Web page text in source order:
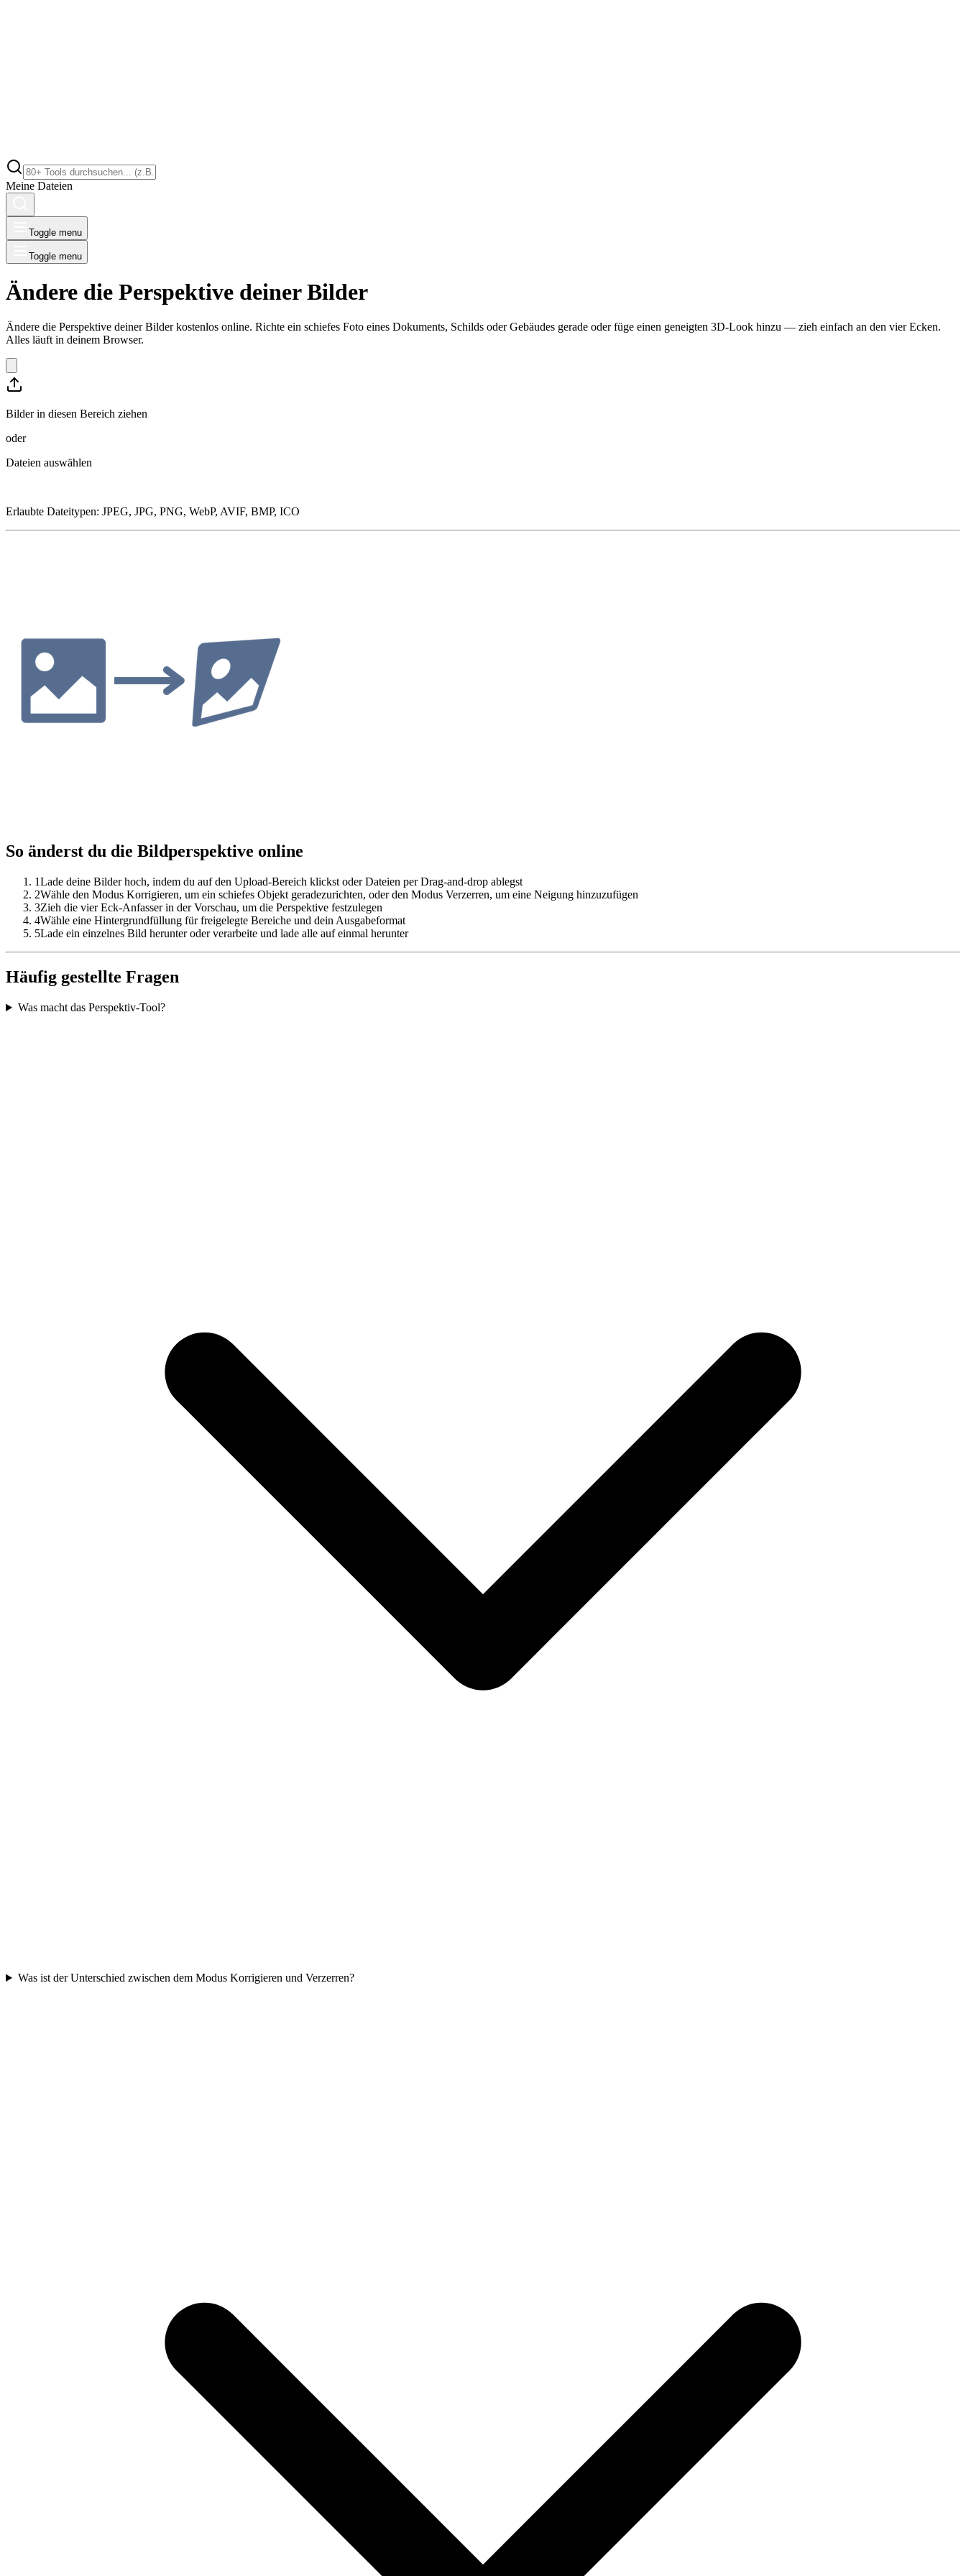
Meine Dateien
Toggle menu
Toggle menu
Ändere die Perspektive deiner Bilder
Ändere die Perspektive deiner Bilder kostenlos online. Richte ein schiefes Foto eines Dokuments, Schilds oder Gebäudes gerade oder füge einen geneigten 3D-Look hinzu — zieh einfach an den vier Ecken.
Alles läuft in deinem Browser.
Bilder in diesen Bereich ziehen
oder
Dateien auswählen
Erlaubte Dateitypen: JPEG, JPG, PNG, WebP, AVIF, BMP, ICO
So änderst du die Bildperspektive online
1Lade deine Bilder hoch, indem du auf den Upload-Bereich klickst oder Dateien per Drag-and-drop ablegst
2Wähle den Modus Korrigieren, um ein schiefes Objekt geradezurichten, oder den Modus Verzerren, um eine Neigung hinzuzufügen
3Zieh die vier Eck-Anfasser in der Vorschau, um die Perspektive festzulegen
4Wähle eine Hintergrundfüllung für freigelegte Bereiche und dein Ausgabeformat
5Lade ein einzelnes Bild herunter oder verarbeite und lade alle auf einmal herunter
Häufig gestellte Fragen
Was macht das Perspektiv-Tool?
Was ist der Unterschied zwischen dem Modus Korrigieren und Verzerren?